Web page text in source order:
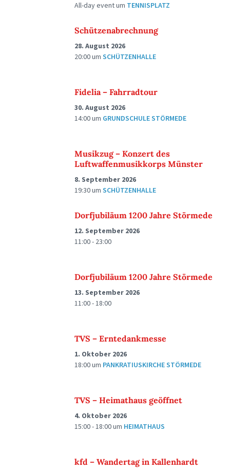
All-day eventum TENNISPLATZ
Schützenabrechnung
28. August 2026
20:00um SCHÜTZENHALLE
Fidelia – Fahrradtour
30. August 2026
14:00um GRUNDSCHULE STÖRMEDE
Musikzug – Konzert des
Luftwaffenmusikkorps Münster
8. September 2026
19:30um SCHÜTZENHALLE
Dorfjubiläum 1200 Jahre Störmede
12. September 2026
11:00 - 23:00
Dorfjubiläum 1200 Jahre Störmede
13. September 2026
11:00 - 18:00
TVS – Erntedankmesse
1. Oktober 2026
18:00um PANKRATIUSKIRCHE STÖRMEDE
TVS – Heimathaus geöffnet
4. Oktober 2026
15:00 - 18:00um HEIMATHAUS
kfd – Wandertag in Kallenhardt